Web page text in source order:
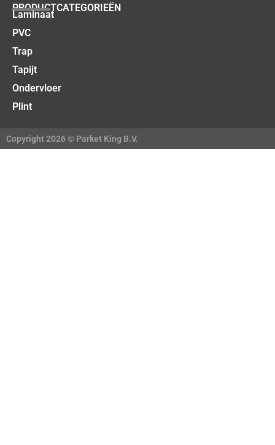
PRODUCTCATEGORIEËN
Laminaat
PVC
Trap
Tapijt
Ondervloer
Plint
Copyright 2026 © Parket King B.V.